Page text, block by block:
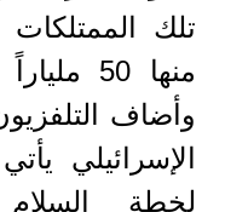
منها
وأضاف
الإسرائيلي
لخطة السلام